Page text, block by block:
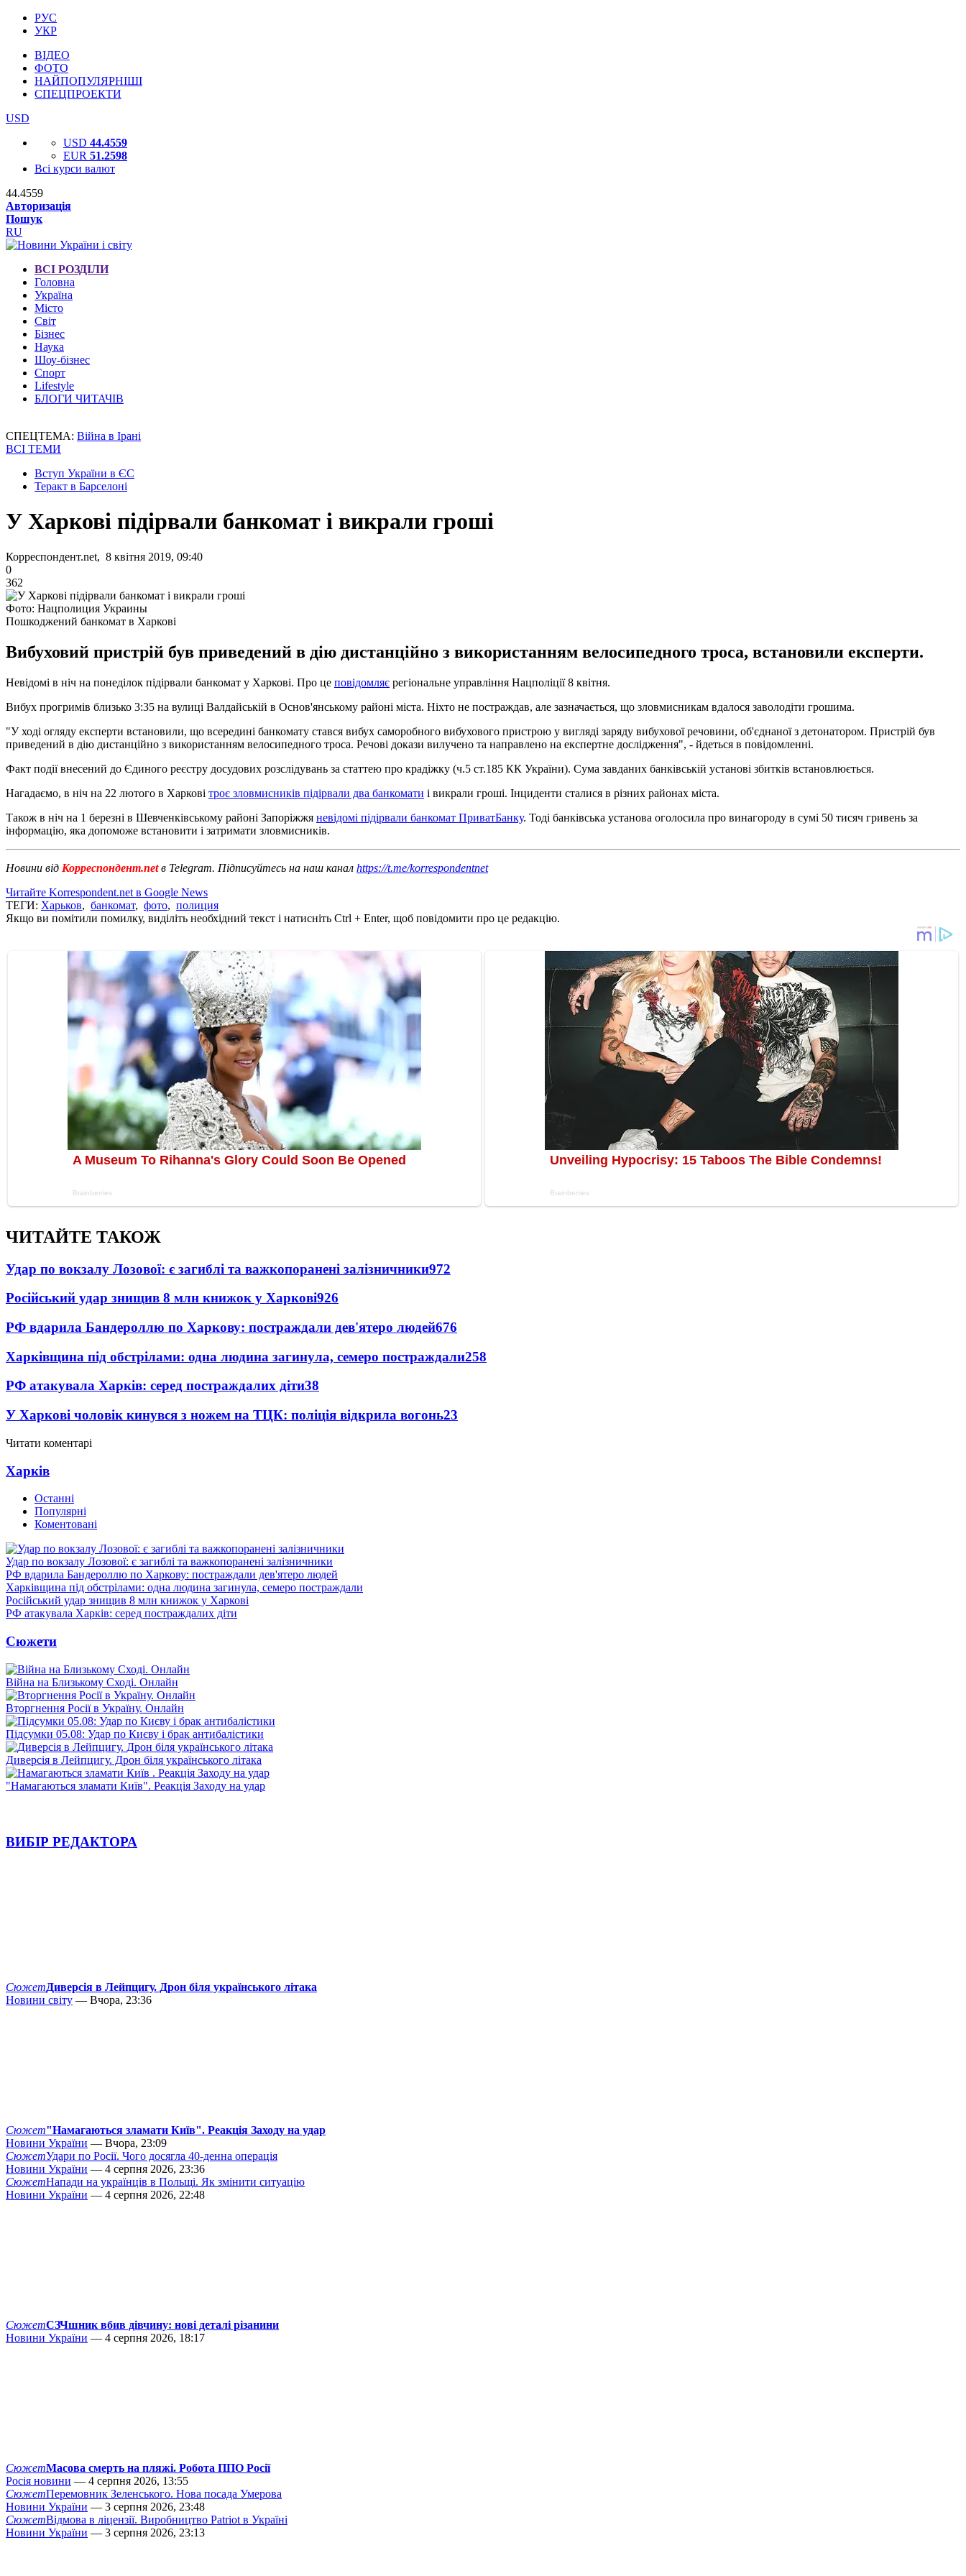
РУС
УКР
ВІДЕО
ФОТО
НАЙПОПУЛЯРНІШІ
СПЕЦПРОЕКТИ
USD
USD 44.4559
EUR 51.2598
Всі курси валют
44.4559
Авторизація
Пошук
RU
ВСІ РОЗДІЛИ
Головна
Україна
Місто
Світ
Бізнес
Наука
Шоу-бізнес
Спорт
Lifestyle
БЛОГИ ЧИТАЧІВ
СПЕЦТЕМА: Війна в Ірані
ВСІ ТЕМИ
Вступ України в ЄС
Теракт в Барселоні
У Харкові підірвали банкомат і викрали гроші
Корреспондент.net, 8 квітня 2019, 09:40
0
362
Фото: Нацполиция Украины
Пошкоджений банкомат в Харкові
Вибуховий пристрій був приведений в дію дистанційно з використанням велосипедного троса, встановили експерти.
Невідомі в ніч на понеділок підірвали банкомат у Харкові. Про це повідомляє регіональне управління Нацполіції 8 квітня.
Вибух прогримів близько 3:35 на вулиці Валдайській в Основ'янському районі міста. Ніхто не постраждав, але зазначається, що зловмисникам вдалося заволодіти грошима.
"У ході огляду експерти встановили, що всередині банкомату стався вибух саморобного вибухового пристрою у вигляді заряду вибухової речовини, об'єднаної з детонатором. Пристрій був
приведений в дію дистанційно з використанням велосипедного троса. Речові докази вилучено та направлено на експертне дослідження", - йдеться в повідомленні.
Факт події внесений до Єдиного реєстру досудових розслідувань за статтею про крадіжку (ч.5 ст.185 КК України). Сума завданих банківській установі збитків встановлюється.
Нагадаємо, в ніч на 22 лютого в Харкові троє зловмисників підірвали два банкомати і викрали гроші. Інциденти сталися в різних районах міста.
Також в ніч на 1 березні в Шевченківському районі Запоріжжя невідомі підірвали банкомат ПриватБанку. Тоді банківська установа оголосила про винагороду в сумі 50 тисяч гривень за
інформацію, яка допоможе встановити і затримати зловмисників.
Новини від Корреспондент.netв Telegram. Підписуйтесь на наш канал https://t.me/korrespondentnet
Читайте Korrespondent.net в Google News
ТЕГИ: Харьков, банкомат, фото, полиция
Якщо ви помітили помилку, виділіть необхідний текст і натисніть Ctrl + Enter, щоб повідомити про це редакцію.
ЧИТАЙТЕ ТАКОЖ
Удар по вокзалу Лозової: є загиблі та важкопоранені залізничники972
Російський удар знищив 8 млн книжок у Харкові926
РФ вдарила Бандероллю по Харкову: постраждали дев'ятеро людей676
Харківщина під обстрілами: одна людина загинула, семеро постраждали258
РФ атакувала Харків: серед постраждалих діти38
У Харкові чоловік кинувся з ножем на ТЦК: поліція відкрила вогонь23
Читати коментарі
Харків
Останні
Популярні
Коментовані
Удар по вокзалу Лозової: є загиблі та важкопоранені залізничники
РФ вдарила Бандероллю по Харкову: постраждали дев'ятеро людей
Харківщина під обстрілами: одна людина загинула, семеро постраждали
Російський удар знищив 8 млн книжок у Харкові
РФ атакувала Харків: серед постраждалих діти
Сюжети
Війна на Близькому Сході. Онлайн
Вторгнення Росії в Україну. Онлайн
Підсумки 05.08: Удар по Києву і брак антибалістики
Диверсія в Лейпцигу. Дрон біля українського літака
"Намагаються зламати Київ". Реакція Заходу на удар
ВИБІР РЕДАКТОРА
СюжетДиверсія в Лейпцигу. Дрон біля українського літака
Новини світу — Вчора, 23:36
Сюжет"Намагаються зламати Київ". Реакція Заходу на удар
Новини України — Вчора, 23:09
СюжетУдари по Росії. Чого досягла 40-денна операція
Новини України — 4 серпня 2026, 23:36
СюжетНапади на українців в Польщі. Як змінити ситуацію
Новини України — 4 серпня 2026, 22:48
СюжетСЗЧшник вбив дівчину: нові деталі різанини
Новини України — 4 серпня 2026, 18:17
СюжетМасова смерть на пляжі. Робота ППО Росії
Росія новини — 4 серпня 2026, 13:55
СюжетПеремовник Зеленського. Нова посада Умерова
Новини України — 3 серпня 2026, 23:48
СюжетВідмова в ліцензії. Виробництво Patriot в Україні
Новини України — 3 серпня 2026, 23:13